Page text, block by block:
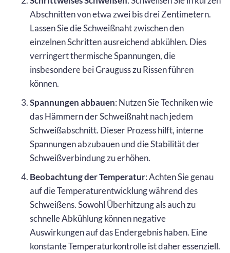
Abschnitten von etwa zwei bis drei Zentimetern.
Lassen Sie die Schweißnaht zwischen den
einzelnen Schritten ausreichend abkühlen. Dies
verringert thermische Spannungen, die
insbesondere bei Grauguss zu Rissen führen
können.
Spannungen abbauen: Nutzen Sie Techniken wie
das Hämmern der Schweißnaht nach jedem
Schweißabschnitt. Dieser Prozess hilft, interne
Spannungen abzubauen und die Stabilität der
Schweißverbindung zu erhöhen.
Beobachtung der Temperatur: Achten Sie genau
auf die Temperaturentwicklung während des
Schweißens. Sowohl Überhitzung als auch zu
schnelle Abkühlung können negative
Auswirkungen auf das Endergebnis haben. Eine
konstante Temperaturkontrolle ist daher essenziell.